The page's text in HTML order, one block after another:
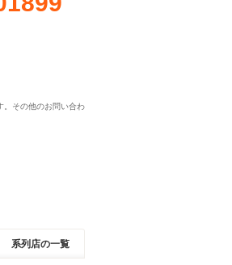
。その他のお問い合わ
系列店の一覧